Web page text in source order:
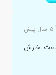
۵ سال پیش
باعث خارش